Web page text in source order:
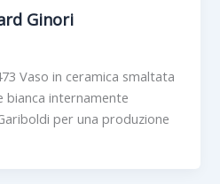
Ginori
Vaso in ceramica smaltata
bianca internamente
per una produzione